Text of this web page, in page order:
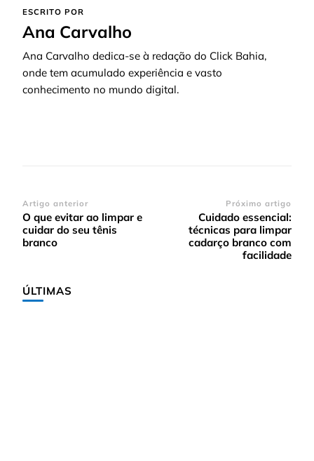
ESCRITO POR
Ana Carvalho
Ana Carvalho dedica-se à redação do Click Bahia,
onde tem acumulado experiência e vasto
conhecimento no mundo digital.
Navegação
de
post
Artigo anterior
O que evitar ao limpar e
cuidar do seu tênis
branco
Próximo artigo
Cuidado essencial:
técnicas para limpar
cadarço branco com
facilidade
ÚLTIMAS